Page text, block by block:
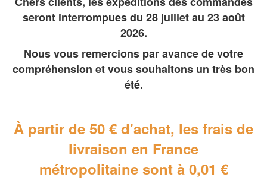
seront interrompues du 28 juillet au 23 août
2026.
Nous vous remercions par avance de votre
compréhension et vous souhaitons un très bon
été.
À partir de 50 € d'achat, les frais de
livraison en France
métropolitainesont à 0,01 €